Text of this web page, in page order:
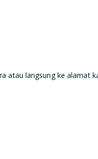
atau langsung ke alamat